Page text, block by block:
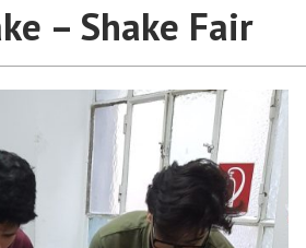
– Shake Fair